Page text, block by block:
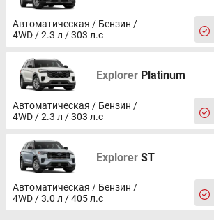
Иммобилайзер
Сигнализация
Центральный замок
Автоматическая / Бензин /
4WD / 2.3 л / 303 л.с
Explorer Platinum
Автоматическая / Бензин /
4WD / 2.3 л / 303 л.с
Explorer ST
Автоматическая / Бензин /
4WD / 3.0 л / 405 л.с